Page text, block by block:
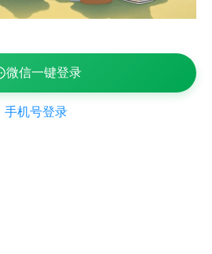
微信一键登录
手机号登录